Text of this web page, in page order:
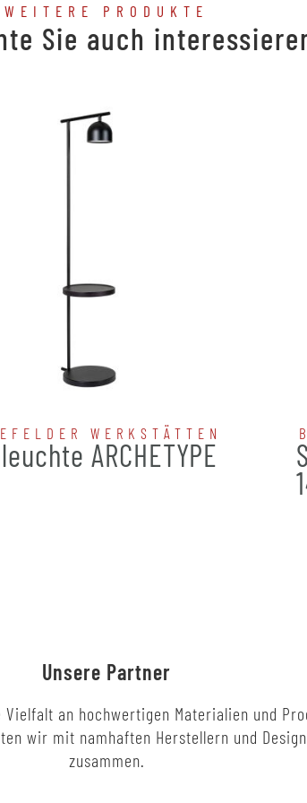
WEITERE PRODUKTE
Sie auch
WERKSTÄTTEN
ARCHETYPE
Unsere Partner
Vielfalt an hochwertigen Materialien und
wir mit namhaften Herstellern und
zusammen.